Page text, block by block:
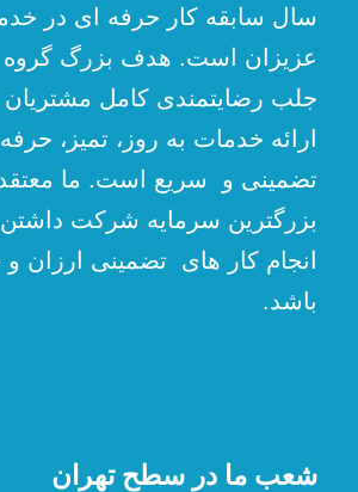
سال سابقه کار حرفه ای در
عزیزان است. هدف بزرگ گروه
جلب رضایتمندی کامل مشتریان
ارائه خدمات به روز، تمیز،
تضمینی و سریع است. ما
بزرگترین سرمایه شرکت
انجام کار های تضمینی ارزان
باشد.
شعب ما در سطح تهران